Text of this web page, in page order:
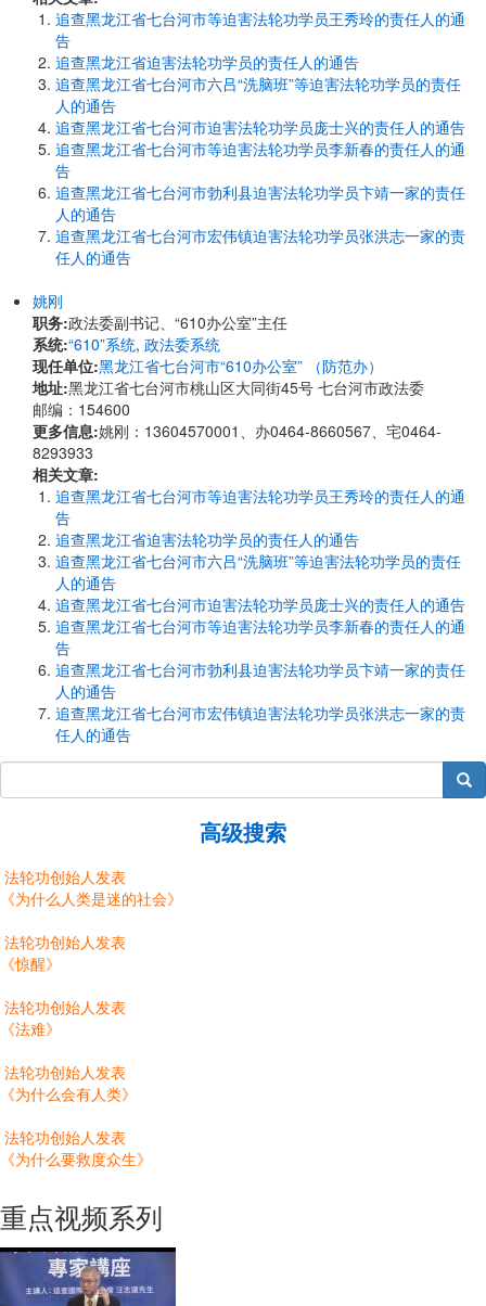
追查黑龙江省七台河市等迫害法轮功学员王秀玲的责任人的通
告
追查黑龙江省迫害法轮功学员的责任人的通告
追查黑龙江省七台河市六吕“洗脑班”等迫害法轮功学员的责任
人的通告
追查黑龙江省七台河市迫害法轮功学员庞士兴的责任人的通告
追查黑龙江省七台河市等迫害法轮功学员李新春的责任人的通
告
追查黑龙江省七台河市勃利县迫害法轮功学员卞靖一家的责任
人的通告
追查黑龙江省七台河市宏伟镇迫害法轮功学员张洪志一家的责
任人的通告
姚刚
职务:政法委副书记、“610办公室”主任
系统:“610”系统, 政法委系统
现任单位:黑龙江省七台河市“610办公室” （防范办）
地址:黑龙江省七台河市桃山区大同街45号 七台河市政法委
邮编：154600
更多信息:姚刚：13604570001、办0464-8660567、宅0464-
8293933
相关文章:
追查黑龙江省七台河市等迫害法轮功学员王秀玲的责任人的通
告
追查黑龙江省迫害法轮功学员的责任人的通告
追查黑龙江省七台河市六吕“洗脑班”等迫害法轮功学员的责任
人的通告
追查黑龙江省七台河市迫害法轮功学员庞士兴的责任人的通告
追查黑龙江省七台河市等迫害法轮功学员李新春的责任人的通
告
追查黑龙江省七台河市勃利县迫害法轮功学员卞靖一家的责任
人的通告
追查黑龙江省七台河市宏伟镇迫害法轮功学员张洪志一家的责
任人的通告
搜索
高级搜索
法轮功创始人发表
《为什么人类是迷的社会》
法轮功创始人发表
《惊醒》
法轮功创始人发表
《法难》
法轮功创始人发表
《为什么会有人类》
法轮功创始人发表
《为什么要救度众生》
重点视频系列